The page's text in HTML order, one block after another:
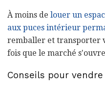
À moins de louer un
aux puces intérieur
remballer et transporter
fois que le marché
Conseils pour